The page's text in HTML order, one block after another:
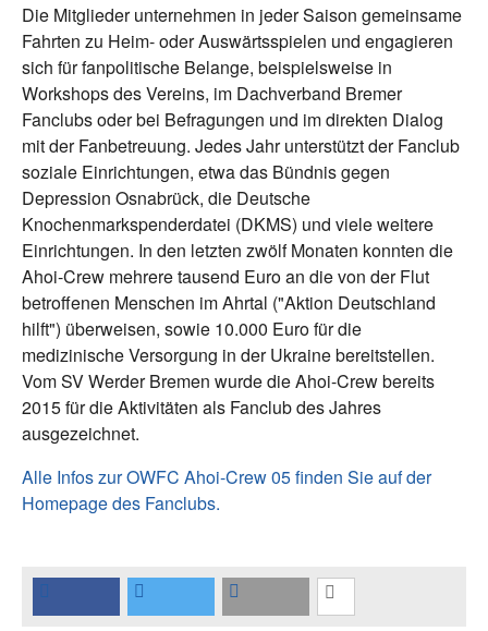
Die Mitglieder unternehmen in jeder Saison gemeinsame
Fahrten zu Heim- oder Auswärtsspielen und engagieren
sich für fanpolitische Belange, beispielsweise in
Workshops des Vereins, im Dachverband Bremer
Fanclubs oder bei Befragungen und im direkten Dialog
mit der Fanbetreuung. Jedes Jahr unterstützt der Fanclub
soziale Einrichtungen, etwa das Bündnis gegen
Depression Osnabrück, die Deutsche
Knochenmarkspenderdatei (DKMS) und viele weitere
Einrichtungen. In den letzten zwölf Monaten konnten die
Ahoi-Crew mehrere tausend Euro an die von der Flut
betroffenen Menschen im Ahrtal ("Aktion Deutschland
hilft") überweisen, sowie 10.000 Euro für die
medizinische Versorgung in der Ukraine bereitstellen.
Vom SV Werder Bremen wurde die Ahoi-Crew bereits
2015 für die Aktivitäten als Fanclub des Jahres
ausgezeichnet.
Alle Infos zur OWFC Ahoi-Crew 05 finden Sie auf der
Homepage des Fanclubs.